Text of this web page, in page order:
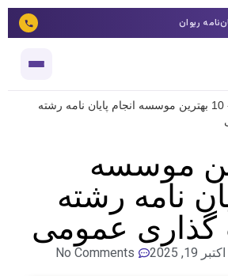
ریوان
10 بهترین موسسه انجام پایان نامه رشته
موسسه
نامه رشته
عمومی
اکتبر 19, 2025 No Comments